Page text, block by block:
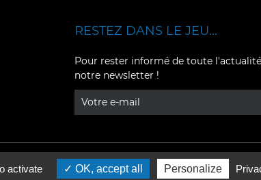
YouTube
RESTEZ DANS LE JEU...
Pour rester informé de toute
notre newsletter !
activate OK, accept all Personalize